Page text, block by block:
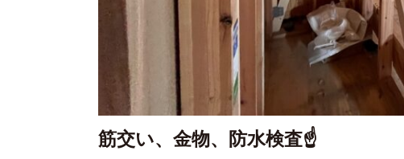
筋交い、金物、防水検査☝️